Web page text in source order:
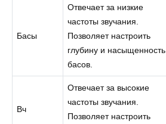
Басы
Отвечает за низкие
частоты звучания.
Позволяет настроить
глубину и насыщенность
басов.
Вч
Отвечает за высокие
частоты звучания.
Позволяет настроить